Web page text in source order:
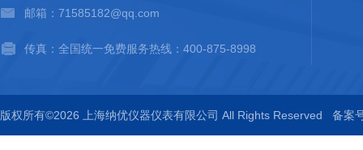
邮箱：71585182@qq.com
传真：全国统一免费服务热线：400-875-8998
版权所有©2026 上海纳优仪器仪表有限公司 All Rights Reserved 备案